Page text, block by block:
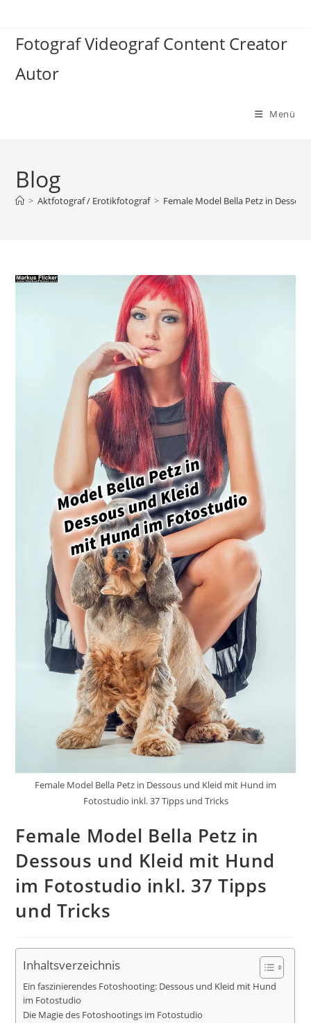
springen
Fotograf Videograf Content Creator
Autor
Menü
Blog
> Aktfotograf / Erotikfotograf > Female Model Bella Petz in
Female Model Bella Petz in Dessous und Kleid mit Hund im
Fotostudio inkl. 37 Tipps und Tricks
Female Model Bella Petz in
Dessous und Kleid mit Hund
im Fotostudio inkl. 37 Tipps
und Tricks
Inhaltsverzeichnis
Ein faszinierendes Fotoshooting: Dessous und Kleid mit Hund
im Fotostudio
Die Magie des Fotoshootings im Fotostudio